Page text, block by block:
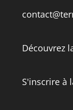
Découvrez
S'inscrire à